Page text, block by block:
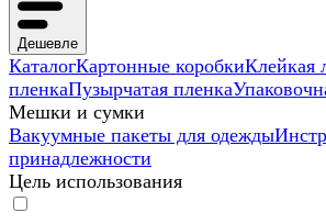
Дешевле
КаталогКартонные коробкиКлейкая
пленкаПузырчатая пленка
Мешки и сумки
Вакуумные пакеты для одежды
принадлежности
Цель использования